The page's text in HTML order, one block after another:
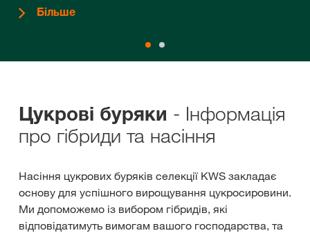
Більше
Цукрові буряки - Інформація
про гібриди та насіння
Насіння цукрових буряків селекції KWS закладає
основу для успішного вирощування цукросировини.
Ми допоможемо із вибором гібридів, які
відповідатимуть вимогам вашого господарства, та